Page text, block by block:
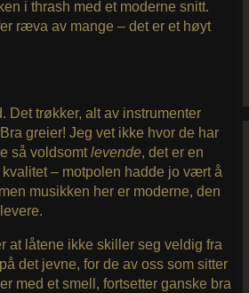
i thrash med et moderne snitt.
ræva av mange – det er et høyt
Det trøkker, alt av instrumenter
greier! Jeg vet ikke hvor de har
så voldsomtlevende, det er en
– motpolen hadde jo vært å
musikken her er moderne, den
at låtene ikke skiller seg veldig fra
det jevne, for de av oss som sitter
med et smell, fortsetter ganske bra